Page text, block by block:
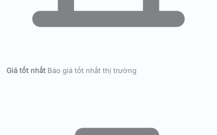
Giá tốt nhất Báo giá tốt nhất thị trường